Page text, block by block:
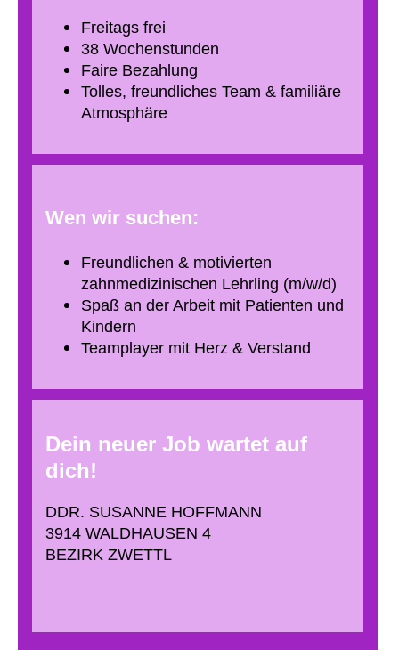
Freitags frei
38 Wochenstunden
Faire Bezahlung
Tolles, freundliches Team & familiäre
Atmosphäre
Wen wir suchen:
Freundlichen & motivierten
zahnmedizinischen Lehrling (m/w/d)
Spaß an der Arbeit mit Patienten und
Kindern
Teamplayer mit Herz & Verstand
Dein neuer Job wartet auf
dich!
DDR. SUSANNE HOFFMANN
3914 WALDHAUSEN 4
BEZIRK ZWETTL